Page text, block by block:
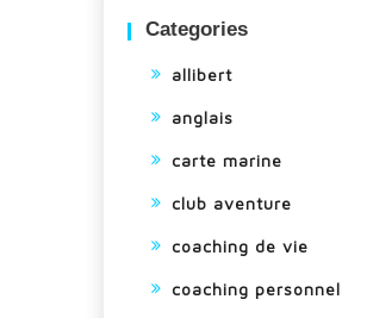
Categories
allibert
anglais
carte marine
club aventure
coaching de vie
coaching personnel